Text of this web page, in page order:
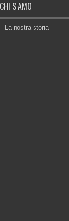
CHI SIAMO
La nostra storia